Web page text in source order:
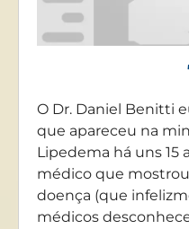
O Dr. Daniel Benitti
que apareceu na
Lipedema há uns 15
médico que
doença (que
médicos